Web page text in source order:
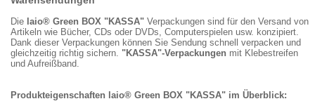
Die laio® Green BOX "KASSA" Verpackungen sind für den Versand von
Artikeln wie Bücher, CDs oder DVDs, Computerspielen usw. konzipiert.
Dank dieser Verpackungen können Sie Sendung schnell verpacken und
gleichzeitig richtig sichern. "KASSA"-Verpackungen mit Klebestreifen
und Aufreißband.
Produkteigenschaften laio® Green BOX "KASSA" im Überblick: